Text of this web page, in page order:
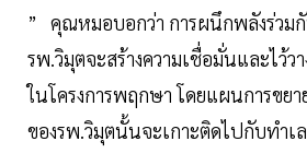
” คุณหมอบอกว่า การผนึกพลังร่วม
รพ.วิมุตจะสร้างความเชื่อมั่นและไว้ว
ในโครงการพฤกษา โดยแผนการขย
ของรพ.วิมุตนั้นจะเกาะติดไปกับทำ